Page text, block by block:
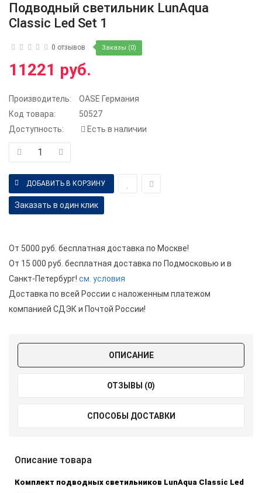
Подводный светильник LunAqua
Classic Led Set 1
0 отзывов Заказы (0)
11221 руб.
Производитель:
OASE Германия
Код товара:
50527
Доступность:
Есть в наличии
Заказать в один клик
От 5000 руб. бесплатная доставка по Москве!
От 15 000 руб. бесплатная доставка по Подмосковью и в
Санкт-Петербург! см. условия
Доставка по всей России с наложенным платежом
компанией СДЭК и Почтой России!
ОПИСАНИЕ
ОТЗЫВЫ (0)
СПОСОБЫ ДОСТАВКИ
Описание товара
Комплект подводных светильников LunAqua Classic Led